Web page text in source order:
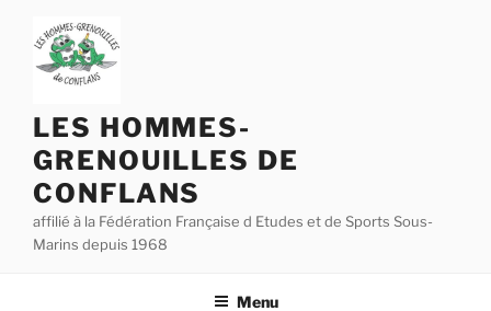
contenu
principal
LES HOMMES-
GRENOUILLES DE
CONFLANS
affilié à la Fédération Française d Etudes et de Sports Sous-
Marins depuis 1968
Menu